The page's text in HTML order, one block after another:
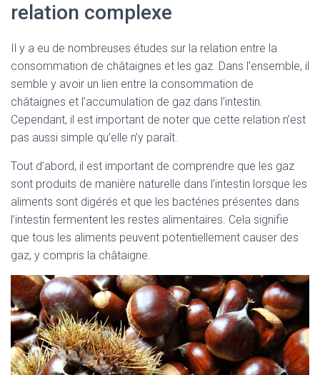
relation complexe
Il y a eu de nombreuses études sur la relation entre la
consommation de châtaignes et les gaz. Dans l’ensemble, il
semble y avoir un lien entre la consommation de
châtaignes et l’accumulation de gaz dans l’intestin.
Cependant, il est important de noter que cette relation n’est
pas aussi simple qu’elle n’y paraît.
Tout d’abord, il est important de comprendre que les gaz
sont produits de manière naturelle dans l’intestin lorsque les
aliments sont digérés et que les bactéries présentes dans
l’intestin fermentent les restes alimentaires. Cela signifie
que tous les aliments peuvent potentiellement causer des
gaz, y compris la châtaigne.